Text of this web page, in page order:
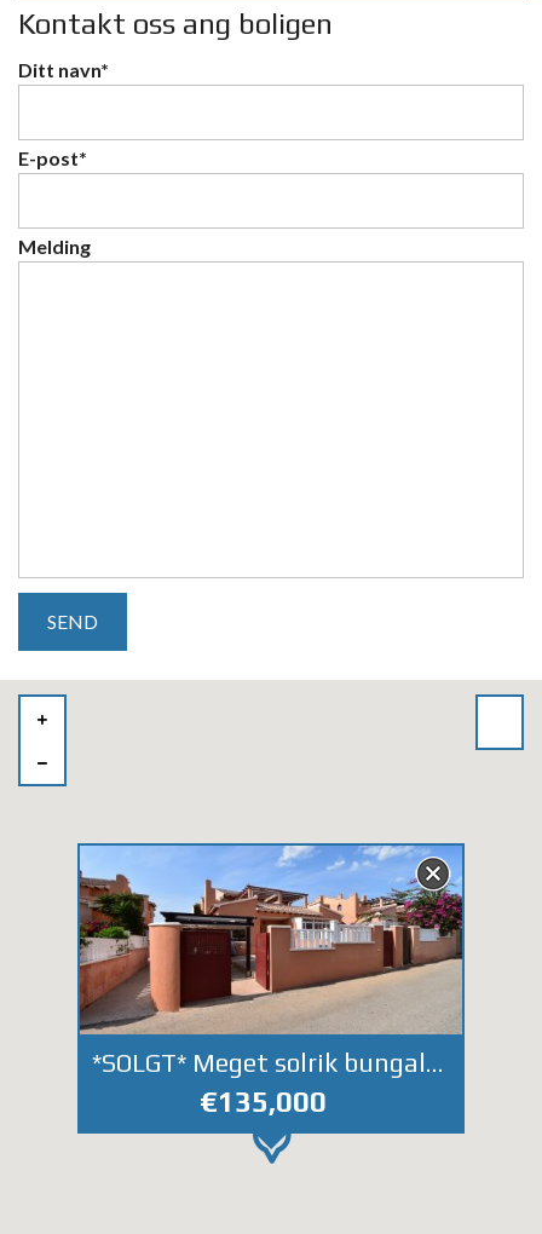
Kontakt oss ang boligen
Ditt navn*
E-post*
Melding
*SOLGT* Meget solrik bungalow i Aguas Nuevas. Flott felles bassengområde. Nære havet.
€135,000